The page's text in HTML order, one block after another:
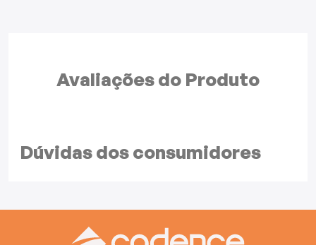
Avaliações do Produto
Dúvidas dosconsumidores